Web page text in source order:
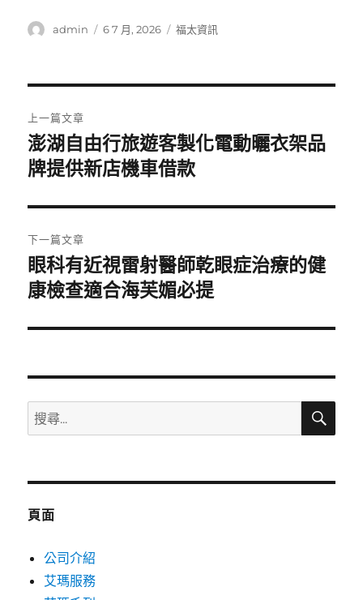
作
admin
發
6 7 月, 2026
分
福太資訊
章
導
覽
上一篇文章
上
一
文
章:
澎湖自由行旅遊客製化電動曬衣架品
牌提供新店機車借款
下一篇文章
下
一
文
眼科有近視雷射醫師乾眼症治療的健
康檢查適合海芙媚必提
搜
尋
鍵
搜
頁面
公司介紹
艾瑪服務